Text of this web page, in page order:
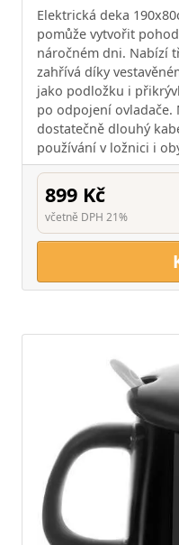
Elektrická deka
pomůže vytvořit
náročném dni. Nabízí
zahřívá díky
jako podložku i
po odpojení ovladače.
dostatečně dlouhý
používání v ložnici i
899 Kč
včetně DPH 21%